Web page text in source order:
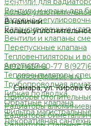
Вентили и краны для
Запорно-
Балансировочные
Вентили и клапаны
Перепускные клапана
Тепловентиляторы и
Автоматика
Тепловентиляторы
Трубопроводная
Гибкая подводка
Обратные клапана
Фильтра
Декоративная
Добавлено
Кольцо
В наличии
Кольцо
8(927)657-60-77
office@plastic-s.ru
Самара, ул. Кирова
Приборы
Радиаторы
Радиаторы